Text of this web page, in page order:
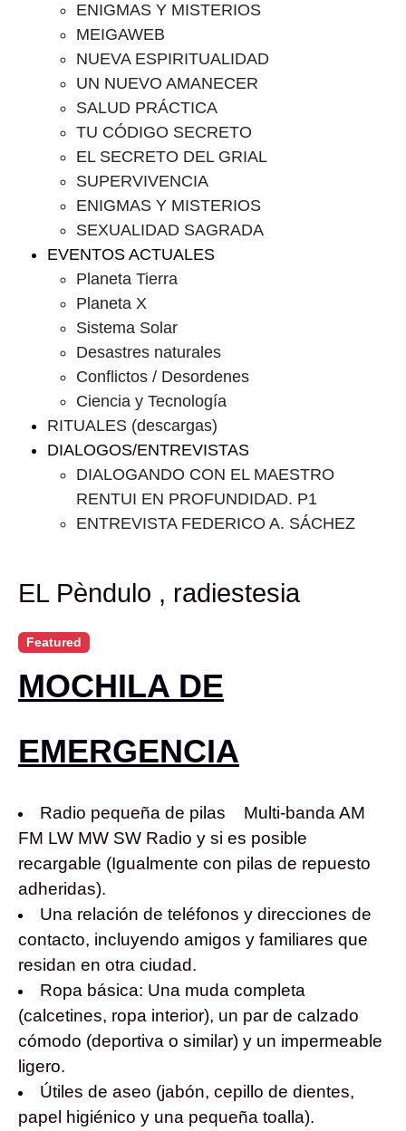
ENIGMAS Y MISTERIOS
MEIGAWEB
NUEVA ESPIRITUALIDAD
UN NUEVO AMANECER
SALUD PRÁCTICA
TU CÓDIGO SECRETO
EL SECRETO DEL GRIAL
SUPERVIVENCIA
ENIGMAS Y MISTERIOS
SEXUALIDAD SAGRADA
EVENTOS ACTUALES
Planeta Tierra
Planeta X
Sistema Solar
Desastres naturales
Conflictos / Desordenes
Ciencia y Tecnología
RITUALES (descargas)
DIALOGOS/ENTREVISTAS
DIALOGANDO CON EL MAESTRO
RENTUI EN PROFUNDIDAD. P1
ENTREVISTA FEDERICO A. SÁCHEZ
EL Pèndulo , radiestesia
Featured
MOCHILA DE
EMERGENCIA
Radio pequeña de pilas Multi-banda AM
FM LW MW SW Radio y si es posible
recargable (Igualmente con pilas de repuesto
adheridas).
Una relación de teléfonos y direcciones de
contacto, incluyendo amigos y familiares que
residan en otra ciudad.
Ropa básica: Una muda completa
(calcetines, ropa interior), un par de calzado
cómodo (deportiva o similar) y un impermeable
ligero.
Útiles de aseo (jabón, cepillo de dientes,
papel higiénico y una pequeña toalla).